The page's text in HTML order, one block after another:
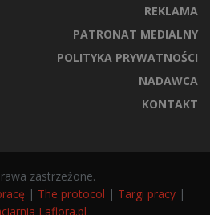
REKLAMA
PATRONAT MEDIALNY
POLITYKA PRYWATNOŚCI
NADAWCA
KONTAKT
zastrzeżone.
| The protocol | Targi pracy |
Laflora.pl